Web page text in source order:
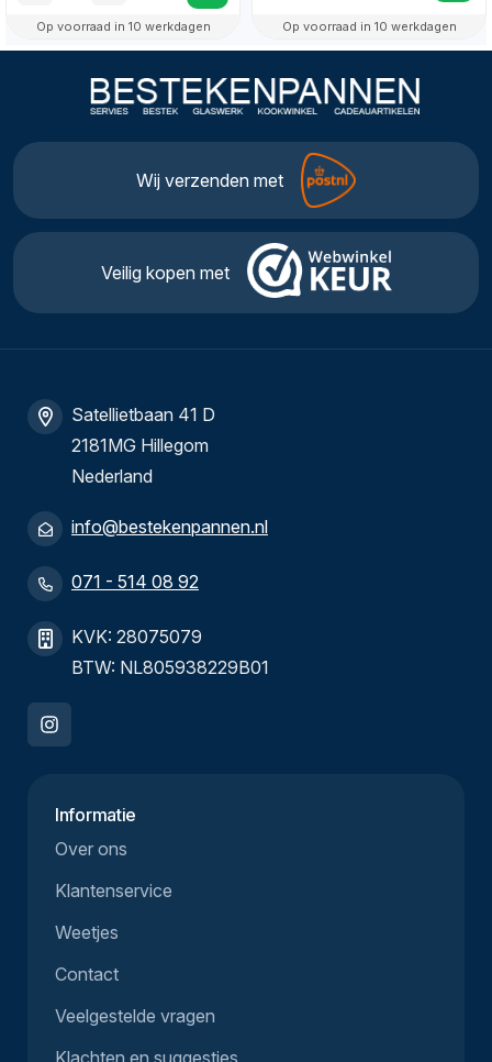
Op voorraad in 10 werkdagen Op voorraad in 10 werkdagen
Wij verzenden met
Veilig kopen met
Satellietbaan 41 D
2181MG Hillegom
Nederland
info@bestekenpannen.nl
071 - 514 08 92
KVK: 28075079
BTW: NL805938229B01
Informatie
Over ons
Klantenservice
Weetjes
Contact
Veelgestelde vragen
Klachten en suggesties